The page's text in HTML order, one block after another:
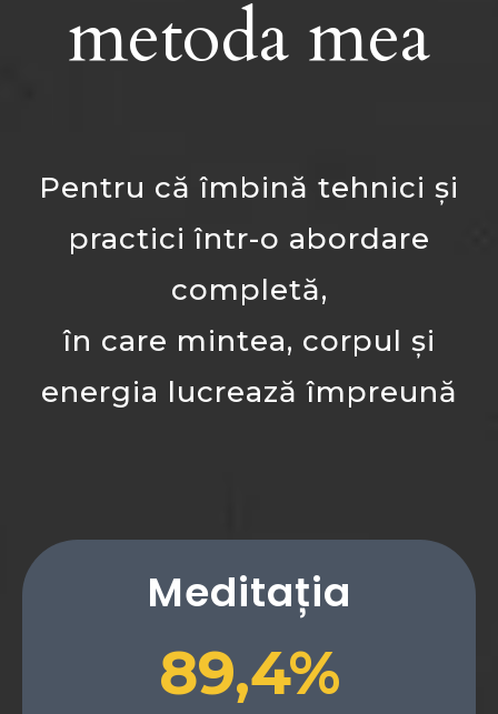
metoda mea
Pentru că îmbină tehnici și
practici într-o abordare
completă,
în care mintea, corpul și
energia lucrează împreună
Meditația
89,4%